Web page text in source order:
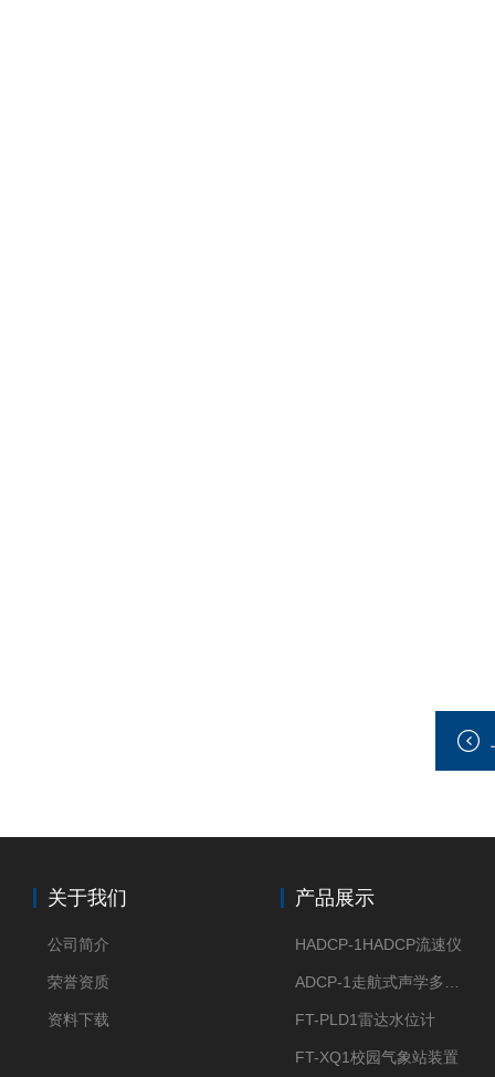
关于我们
公司简介
荣誉资质
资料下载
产品展示
HADCP-1HADCP流速仪
FT-PLD1雷达水位计
FT-XQ1校园气象站装置